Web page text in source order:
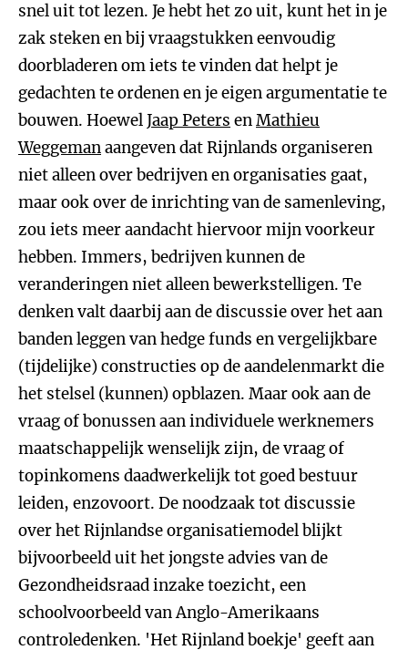
snel uit tot lezen. Je hebt het zo uit, kunt het in je
zak steken en bij vraagstukken eenvoudig
doorbladeren om iets te vinden dat helpt je
gedachten te ordenen en je eigen argumentatie te
bouwen. HoewelJaap Peters enMathieu
Weggemanaangeven dat Rijnlands organiseren
niet alleen over bedrijven en organisaties gaat,
maar ook over de inrichting van de samenleving,
zou iets meer aandacht hiervoor mijn voorkeur
hebben. Immers, bedrijven kunnen de
veranderingen niet alleen bewerkstelligen. Te
denken valt daarbij aan de discussie over het aan
banden leggen van hedge funds en vergelijkbare
(tijdelijke) constructies op de aandelenmarkt die
het stelsel (kunnen) opblazen. Maar ook aan de
vraag of bonussen aan individuele werknemers
maatschappelijk wenselijk zijn, de vraag of
topinkomens daadwerkelijk tot goed bestuur
leiden, enzovoort. De noodzaak tot discussie
over het Rijnlandse organisatiemodel blijkt
bijvoorbeeld uit het jongste advies van de
Gezondheidsraad inzake toezicht, een
schoolvoorbeeld van Anglo-Amerikaans
controledenken. 'Het Rijnland boekje' geeft aan